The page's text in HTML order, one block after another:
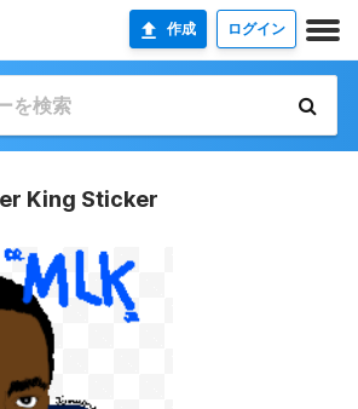
作成 ログイン
King Sticker